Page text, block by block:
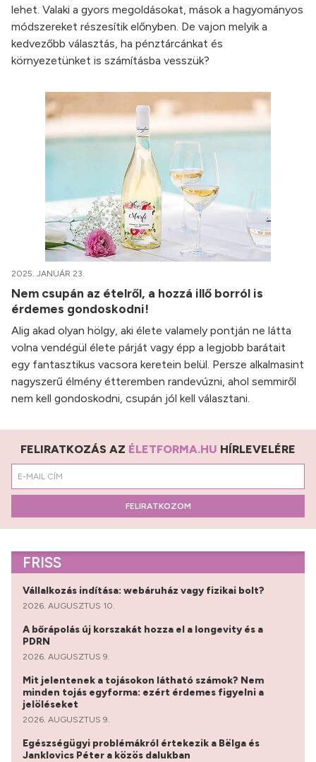
lehet. Valaki a gyors megoldásokat, mások a hagyományos
módszereket részesítik előnyben. De vajon melyik a
kedvezőbb választás, ha pénztárcánkat és
környezetünket is számításba vesszük?
2025. JANUÁR 23.
Nem csupán az ételről, a hozzá illő borról is
érdemes gondoskodni!
Alig akad olyan hölgy, aki élete valamely pontján ne látta
volna vendégül élete párját vagy épp a legjobb barátait
egy fantasztikus vacsora keretein belül. Persze alkalmasint
nagyszerű élmény étteremben randevúzni, ahol semmiről
nem kell gondoskodni, csupán jól kell választani.
FELIRATKOZÁS AZ ÉLETFORMA.HU HÍRLEVELÉRE
FELIRATKOZOM
FRISS
Vállalkozás indítása: webáruház vagy fizikai bolt?
2026. AUGUSZTUS 10.
A bőrápolás új korszakát hozza el a longevity és a
PDRN
2026. AUGUSZTUS 9.
Mit jelentenek a tojásokon látható számok? Nem
minden tojás egyforma: ezért érdemes figyelni a
jelöléseket
2026. AUGUSZTUS 9.
Egészségügyi problémákról értekezik a Bëlga és
Janklovics Péter a közös dalukban